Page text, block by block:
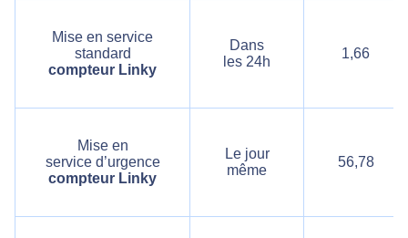
Mise en service
standard
compteur Linky
Dans
les 24h
1,66
Mise en
service d’urgence
compteur Linky
Le jour
même
56,78